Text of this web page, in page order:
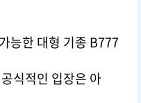
능한 대형 기종 B777
식적인 입장은 아